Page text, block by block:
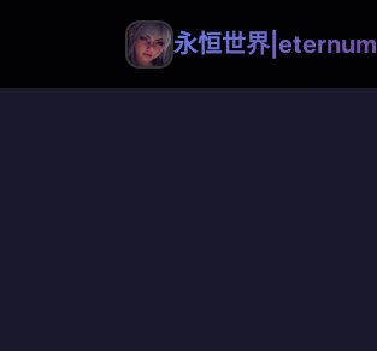
永恒世界|eternum